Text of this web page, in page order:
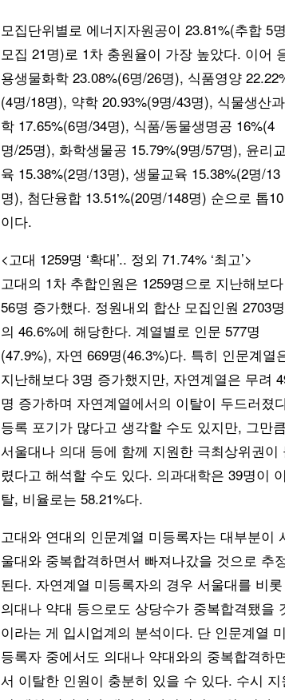
모집단위별로 에너지자원공이 23.81%(추합 5
모집 21명)로 1차 충원율이 가장 높았다. 이어
용생물화학 23.08%(6명/26명), 식품영양
(4명/18명), 약학 20.93%(9명/43명), 식물생산과
학 17.65%(6명/34명), 식품/동물생명공 16%(4
명/25명), 화학생물공 15.79%(9명/57명), 윤리교
육 15.38%(2명/13명), 생물교육 15.38%(2명/13
명), 첨단융합 13.51%(20명/148명) 순으로 톱10
이다.
<고대 1259명 ‘확대’.. 정외 71.74% ‘최고’>
고대의 1차 추합인원은 1259명으로 지난해보다
56명 증가했다. 정원내외 합산 모집인원 2703명
의 46.6%에 해당한다. 계열별로 인문 577명
(47.9%), 자연 669명(46.3%)다. 특히 인문계열
지난해보다 3명 증가했지만, 자연계열은 무려
명 증가하며 자연계열에서의 이탈이 두드러졌
등록 포기가 많다고 생각할 수도 있지만, 그만큼
서울대나 의대 등에 함께 지원한 극최상위권이
렸다고 해석할 수도 있다. 의과대학은 39명이 이
탈, 비율로는 58.21%다.
고대와 연대의 인문계열 미등록자는 대부분이
울대와 중복합격하면서 빠져나갔을 것으로 추
된다. 자연계열 미등록자의 경우 서울대를 비롯
의대나 약대 등으로도 상당수가 중복합격됐을
이라는 게 입시업계의 분석이다. 단 인문계열 미
등록자 중에서도 의대나 약대와의 중복합격하
서 이탈한 인원이 충분히 있을 수 있다. 수시 지